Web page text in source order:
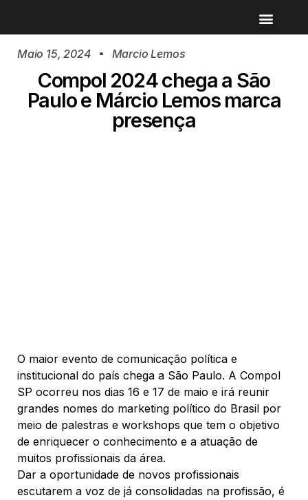
Maio 15, 2024 Marcio Lemos
Compol 2024 chega a São
Paulo e Márcio Lemos marca
presença
O maior evento de comunicação política e
institucional do país chega a São Paulo. A Compol
SP ocorreu nos dias 16 e 17 de maio e irá reunir
grandes nomes do marketing político do Brasil por
meio de palestras e workshops que tem o objetivo
de enriquecer o conhecimento e a atuação de
muitos profissionais da área.
Dar a oportunidade de novos profissionais
escutarem a voz de já consolidadas na profissão, é